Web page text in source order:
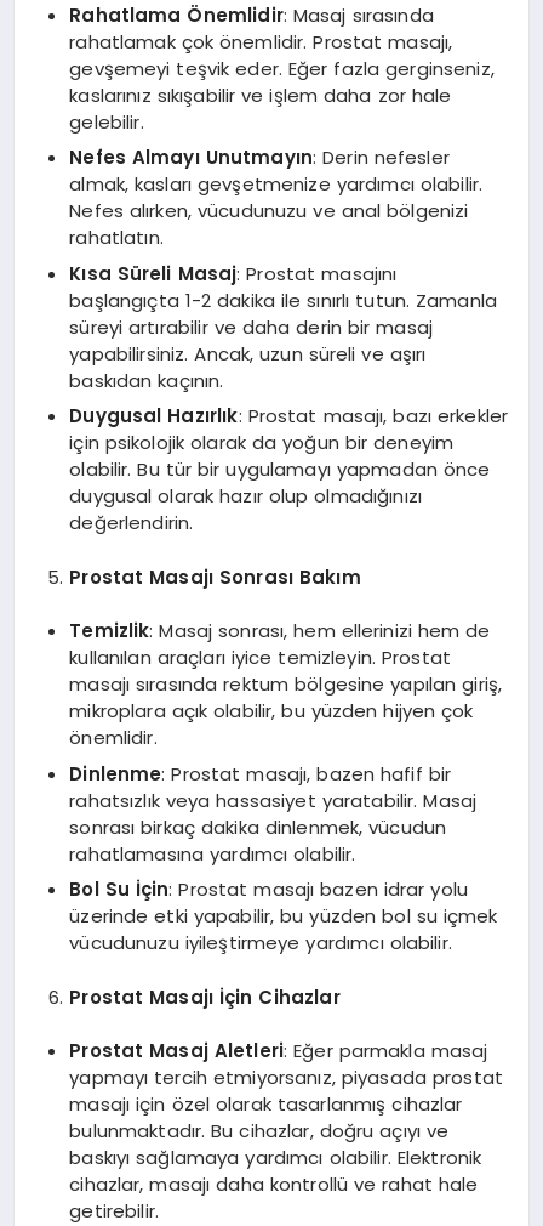
Rahatlama Önemlidir: Masaj sırasında
rahatlamak çok önemlidir. Prostat masajı,
gevşemeyi teşvik eder. Eğer fazla gerginseniz,
kaslarınız sıkışabilir ve işlem daha zor hale
gelebilir.
Nefes Almayı Unutmayın: Derin nefesler
almak, kasları gevşetmenize yardımcı olabilir.
Nefes alırken, vücudunuzu ve anal bölgenizi
rahatlatın.
Kısa Süreli Masaj: Prostat masajını
başlangıçta 1-2 dakika ile sınırlı tutun. Zamanla
süreyi artırabilir ve daha derin bir masaj
yapabilirsiniz. Ancak, uzun süreli ve aşırı
baskıdan kaçının.
Duygusal Hazırlık: Prostat masajı, bazı erkekler
için psikolojik olarak da yoğun bir deneyim
olabilir. Bu tür bir uygulamayı yapmadan önce
duygusal olarak hazır olup olmadığınızı
değerlendirin.
Prostat Masajı Sonrası Bakım
Temizlik: Masaj sonrası, hem ellerinizi hem de
kullanılan araçları iyice temizleyin. Prostat
masajı sırasında rektum bölgesine yapılan giriş,
mikroplara açık olabilir, bu yüzden hijyen çok
önemlidir.
Dinlenme: Prostat masajı, bazen hafif bir
rahatsızlık veya hassasiyet yaratabilir. Masaj
sonrası birkaç dakika dinlenmek, vücudun
rahatlamasına yardımcı olabilir.
Bol Su İçin: Prostat masajı bazen idrar yolu
üzerinde etki yapabilir, bu yüzden bol su içmek
vücudunuzu iyileştirmeye yardımcı olabilir.
Prostat Masajı İçin Cihazlar
Prostat Masaj Aletleri: Eğer parmakla masaj
yapmayı tercih etmiyorsanız, piyasada prostat
masajı için özel olarak tasarlanmış cihazlar
bulunmaktadır. Bu cihazlar, doğru açıyı ve
baskıyı sağlamaya yardımcı olabilir. Elektronik
cihazlar, masajı daha kontrollü ve rahat hale
getirebilir.